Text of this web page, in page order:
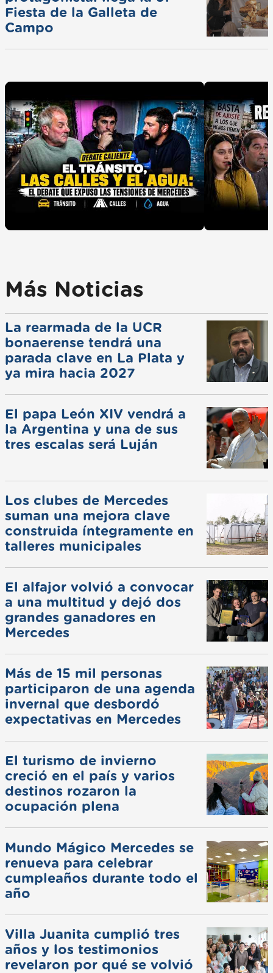
Fiesta de la Galleta de
Campo
Más Noticias
La rearmada de la UCR
bonaerense tendrá una
parada clave en La Plata y
ya mira hacia 2027
El papa León XIV vendrá a
la Argentina y una de sus
tres escalas será Luján
Los clubes de Mercedes
suman una mejora clave
construida íntegramente en
talleres municipales
El alfajor volvió a convocar
a una multitud y dejó dos
grandes ganadores en
Mercedes
Más de 15 mil personas
participaron de una agenda
invernal que desbordó
expectativas en Mercedes
El turismo de invierno
creció en el país y varios
destinos rozaron la
ocupación plena
Mundo Mágico Mercedes se
renueva para celebrar
cumpleaños durante todo el
año
Villa Juanita cumplió tres
años y los testimonios
revelaron por qué se volvió